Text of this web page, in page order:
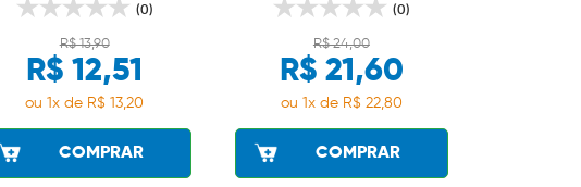
(0)
R$ 13,90
R$ 12,51
ou 1x de R$ 13,20
COMPRAR
(0)
R$ 24,00
R$ 21,60
ou 1x de R$ 22,80
COMPRAR